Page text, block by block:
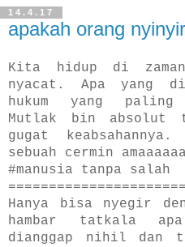
14.4.17
apakah orang
Kita hidup di
nyacat. Apa yang
hukum yang paling
Mutlak bin absolut
gugat
sebuah cermin
#manusia tanpa salah
Hanya bisa nyegir
hambar tatkala
dianggap nihil dan